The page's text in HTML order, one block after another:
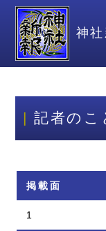
神社
記者のこ
掲載面
1